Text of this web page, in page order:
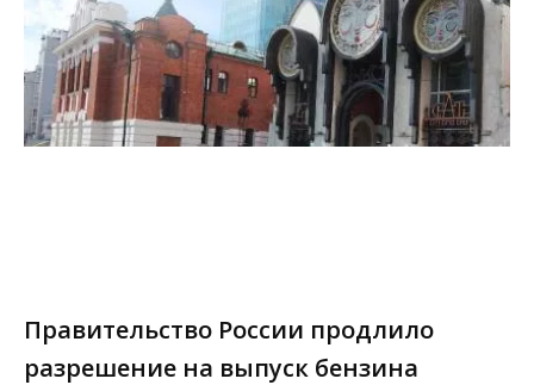
Правительство России продлило
разрешение на выпуск бензина